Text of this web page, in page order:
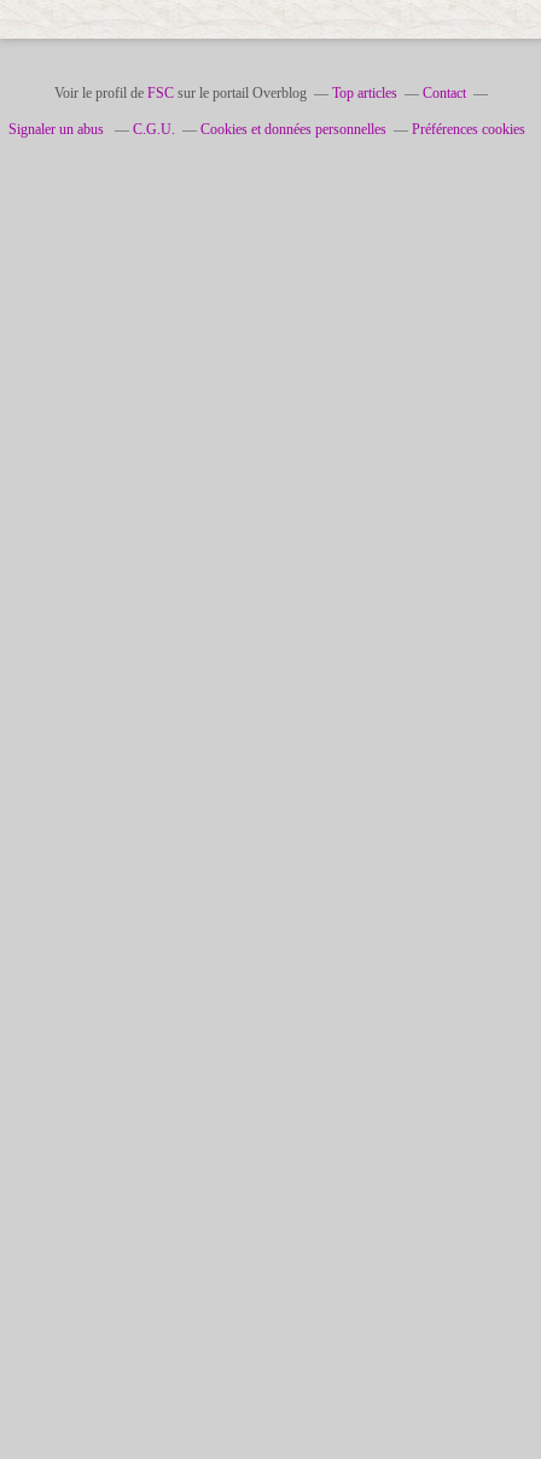
Voir le profil de FSCsur le portail Overblog Top articles Contact
Signaler un abus C.G.U. Cookies et données personnelles Préférences cookies